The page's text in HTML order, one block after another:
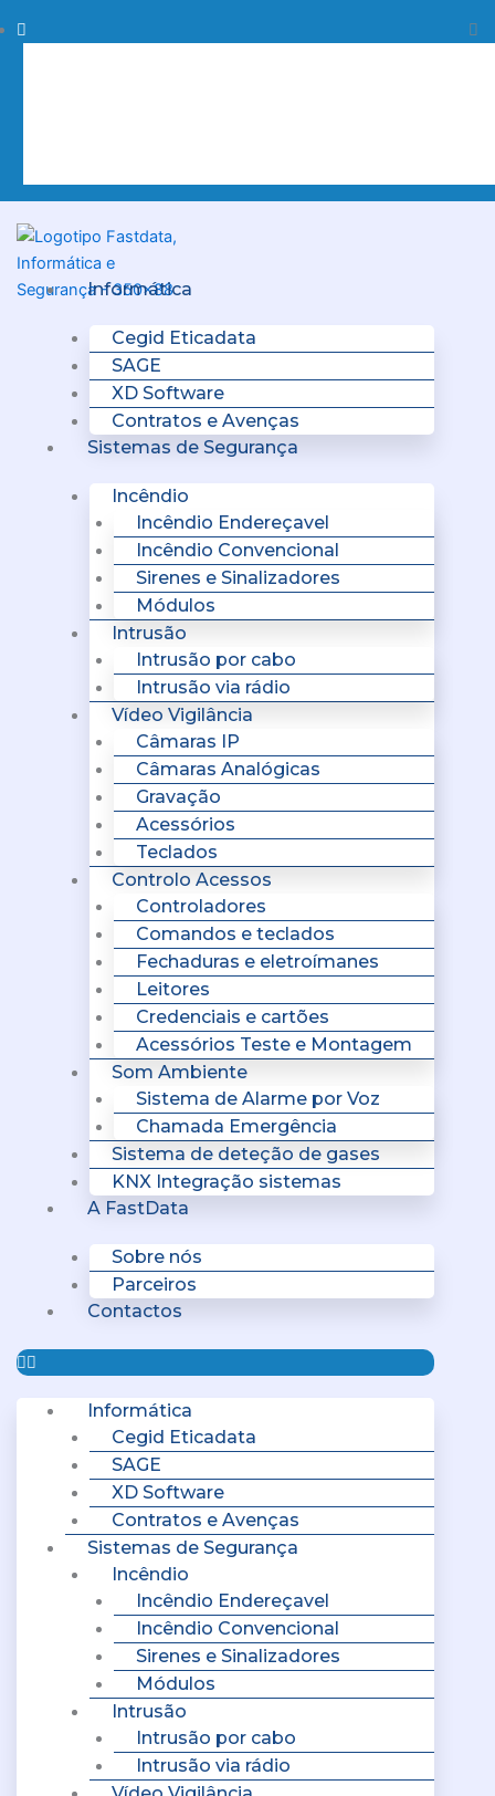
to
Procurar
Informática
Cegid Eticadata
SAGE
XD Software
Contratos e Avenças
Sistemas de Segurança
Incêndio
Incêndio Endereçavel
Incêndio Convencional
Sirenes e Sinalizadores
Módulos
Intrusão
Intrusão por cabo
Intrusão via rádio
Vídeo Vigilância
Câmaras IP
Câmaras Analógicas
Gravação
Acessórios
Teclados
Controlo Acessos
Controladores
Comandos e teclados
Fechaduras e eletroímanes
Leitores
Credenciais e cartões
Acessórios Teste e Montagem
Som Ambiente
Sistema de Alarme por Voz
Chamada Emergência
Sistema de deteção de gases
KNX Integração sistemas
A FastData
Sobre nós
Parceiros
Contactos
Menu
Informática
Cegid Eticadata
SAGE
XD Software
Contratos e Avenças
Sistemas de Segurança
Incêndio
Incêndio Endereçavel
Incêndio Convencional
Sirenes e Sinalizadores
Módulos
Intrusão
Intrusão por cabo
Intrusão via rádio